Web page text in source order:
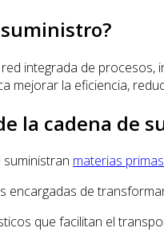
integrada de procesos,
mejorar la eficiencia,
la cadena de
suministran materias primas
encargadas de
que facilitan el